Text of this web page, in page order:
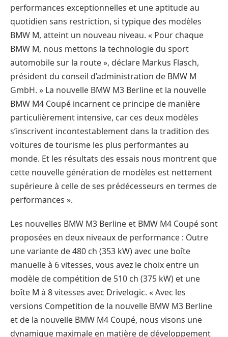
performances exceptionnelles et une aptitude au
quotidien sans restriction, si typique des modèles
BMW M, atteint un nouveau niveau. « Pour chaque
BMW M, nous mettons la technologie du sport
automobile sur la route », déclare Markus Flasch,
président du conseil d’administration de BMW M
GmbH. » La nouvelle BMW M3 Berline et la nouvelle
BMW M4 Coupé incarnent ce principe de manière
particulièrement intensive, car ces deux modèles
s’inscrivent incontestablement dans la tradition des
voitures de tourisme les plus performantes au
monde. Et les résultats des essais nous montrent que
cette nouvelle génération de modèles est nettement
supérieure à celle de ses prédécesseurs en termes de
performances ».
Les nouvelles BMW M3 Berline et BMW M4 Coupé sont
proposées en deux niveaux de performance : Outre
une variante de 480 ch (353 kW) avec une boîte
manuelle à 6 vitesses, vous avez le choix entre un
modèle de compétition de 510 ch (375 kW) et une
boîte M à 8 vitesses avec Drivelogic. « Avec les
versions Competition de la nouvelle BMW M3 Berline
et de la nouvelle BMW M4 Coupé, nous visons une
dynamique maximale en matière de développement